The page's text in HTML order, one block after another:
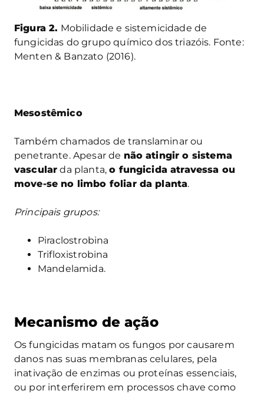
Figura 2. Mobilidade e sistemicidade de
fungicidas do grupo químico dos triazóis. Fonte:
Menten & Banzato (2016).
Mesostêmico
Também chamados de translaminar ou
penetrante. Apesar de não atingir o sistema
vascular da planta,o fungicida atravessa ou
move-se no limbo foliar da planta.
Principais grupos:
Piraclostrobina
Trifloxistrobina
Mandelamida.
Mecanismo de ação
Os fungicidas matam os fungos por causarem
danos nas suas membranas celulares, pela
inativação de enzimas ou proteínas essenciais,
ou por interferirem em processos chave como